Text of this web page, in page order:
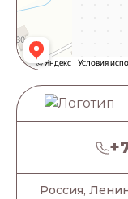
Россия,